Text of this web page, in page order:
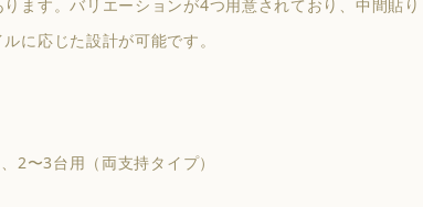
ます。バリエーションが4つ用意されており、中間貼
に応じた設計が可能です。
2〜3台用（両支持タイプ）